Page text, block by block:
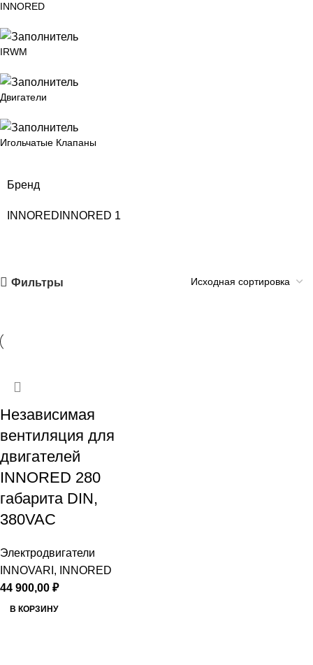
INNORED
IRWM
Двигатели
Игольчатые Клапаны
Бренд
INNORED INNORED 1
Фильтры
Независимая
вентиляция для
двигателей
INNORED 280
габарита DIN,
380VAC
Электродвигатели
INNOVARI, INNORED
44 900,00 ₽
В КОРЗИНУ